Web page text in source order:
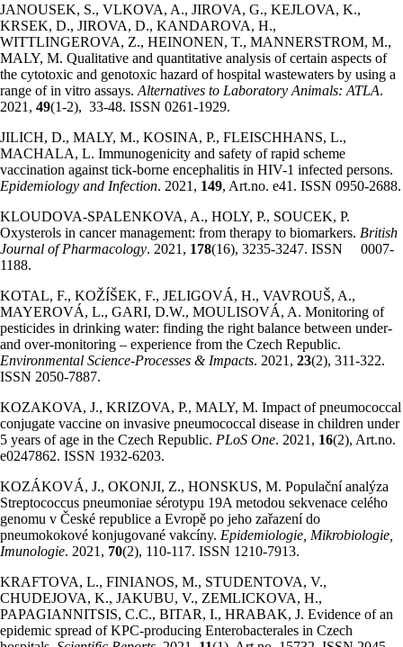
JANOUSEK, S., VLKOVA, A., JIROVA, G., KEJLOVA, K.,
KRSEK, D., JIROVA, D., KANDAROVA, H.,
WITTLINGEROVA, Z., HEINONEN, T., MANNERSTROM, M.,
MALY, M. Qualitative and quantitative analysis of certain aspects of
the cytotoxic and genotoxic hazard of hospital wastewaters by using a
range of in vitro assays. Alternatives to Laboratory Animals: ATLA.
2021, 49(1-2), 33-48. ISSN 0261-1929.
JILICH, D., MALY, M., KOSINA, P., FLEISCHHANS, L.,
MACHALA, L. Immunogenicity and safety of rapid scheme
vaccination against tick-borne encephalitis in HIV-1 infected persons.
Epidemiology and Infection. 2021, 149, Art.no. e41. ISSN 0950-2688.
KLOUDOVA-SPALENKOVA, A., HOLY, P., SOUCEK, P.
Oxysterols in cancer management: from therapy to biomarkers. British
Journal of Pharmacology. 2021, 178(16), 3235-3247. ISSN 0007-
1188.
KOTAL, F., KOŽÍŠEK, F., JELIGOVÁ, H., VAVROUŠ, A.,
MAYEROVÁ, L., GARI, D.W., MOULISOVÁ, A. Monitoring of
pesticides in drinking water: finding the right balance between under-
and over-monitoring – experience from the Czech Republic.
Environmental Science-Processes & Impacts. 2021, 23(2), 311-322.
ISSN 2050-7887.
KOZAKOVA, J., KRIZOVA, P., MALY, M. Impact of pneumococcal
conjugate vaccine on invasive pneumococcal disease in children under
5 years of age in the Czech Republic. PLoS One. 2021, 16(2), Art.no.
e0247862. ISSN 1932-6203.
KOZÁKOVÁ, J., OKONJI, Z., HONSKUS, M. Populační analýza
Streptococcus pneumoniae sérotypu 19A metodou sekvenace celého
genomu v České republice a Evropě po jeho zařazení do
pneumokokové konjugované vakcíny. Epidemiologie, Mikrobiologie,
Imunologie. 2021, 70(2), 110-117. ISSN 1210-7913.
KRAFTOVA, L., FINIANOS, M., STUDENTOVA, V.,
CHUDEJOVA, K., JAKUBU, V., ZEMLICKOVA, H.,
PAPAGIANNITSIS, C.C., BITAR, I., HRABAK, J. Evidence of an
epidemic spread of KPC-producing Enterobacterales in Czech